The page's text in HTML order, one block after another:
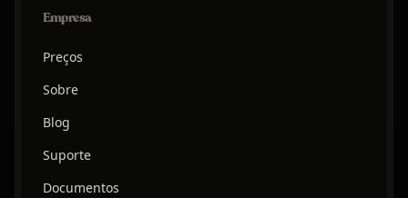
Empresa
Preços
Sobre
Blog
Suporte
Documentos